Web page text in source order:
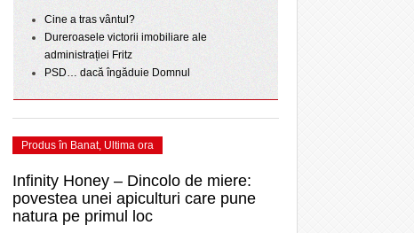
Cine a tras vântul?
Dureroasele victorii imobiliare ale
administrației Fritz
PSD… dacă îngăduie Domnul
Produs în Banat, Ultima ora
Infinity Honey – Dincolo de miere:
povestea unei apiculturi care pune
natura pe primul loc